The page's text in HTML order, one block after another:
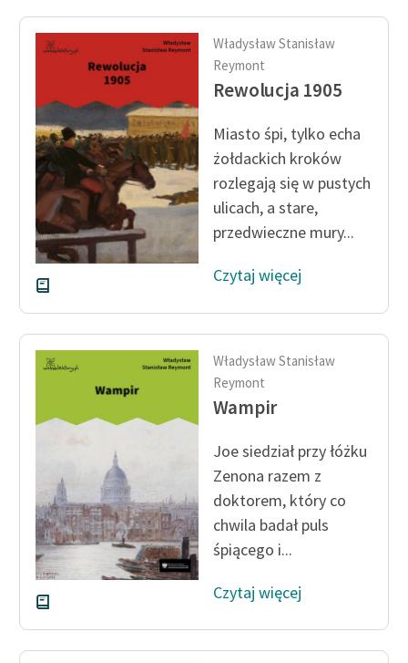
Kontakt
O projekcie
Zasady wykorzystania
Wolnych Lektur
Logotypy
Materiały promocyjne
Polityka prywatności
Dane fundacji i
Regulamin darowizn
Informacja o treściach
wrażliwych
Deklaracja dostępności
Władysław Stanisław
Reymont
Rewolucja 1905
Miasto śpi, tylko echa
żołdackich kroków
rozlegają się w pustych
ulicach, a stare,
przedwieczne mury...
Czytaj więcej
Władysław Stanisław
Reymont
Wampir
Joe siedział przy łóżku
Zenona razem z
doktorem, który co
chwila badał puls
śpiącego i...
Czytaj więcej